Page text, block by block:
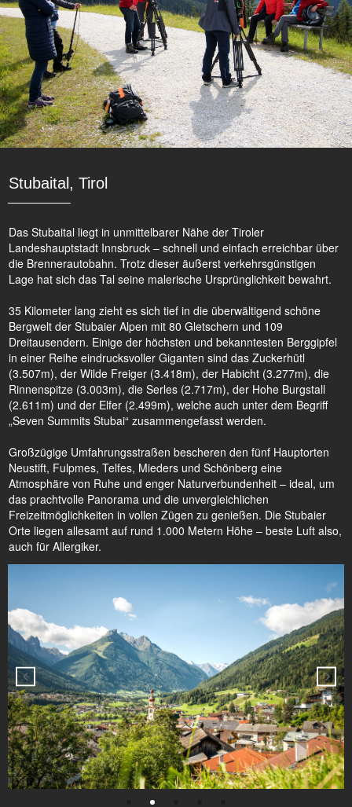
Stubaital, Tirol
Das Stubaital liegt in unmittelbarer Nähe der Tiroler
Landeshauptstadt Innsbruck – schnell und einfach erreichbar über
die Brennerautobahn. Trotz dieser äußerst verkehrsgünstigen
Lage hat sich das Tal seine malerische Ursprünglichkeit bewahrt.
35 Kilometer lang zieht es sich tief in die überwältigend schöne
Bergwelt der Stubaier Alpen mit 80 Gletschern und 109
Dreitausendern. Einige der höchsten und bekanntesten Berggipfel
in einer Reihe eindrucksvoller Giganten sind das Zuckerhütl
(3.507m), der Wilde Freiger (3.418m), der Habicht (3.277m), die
Rinnenspitze (3.003m), die Serles (2.717m), der Hohe Burgstall
(2.611m) und der Elfer (2.499m), welche auch unter dem Begriff
„Seven Summits Stubai“ zusammengefasst werden.
Großzügige Umfahrungsstraßen bescheren den fünf Hauptorten
Neustift, Fulpmes, Telfes, Mieders und Schönberg eine
Atmosphäre von Ruhe und enger Naturverbundenheit – ideal, um
das prachtvolle Panorama und die unvergleichlichen
Freizeitmöglichkeiten in vollen Zügen zu genießen. Die Stubaier
Orte liegen allesamt auf rund 1.000 Metern Höhe – beste Luft also,
auch für Allergiker.